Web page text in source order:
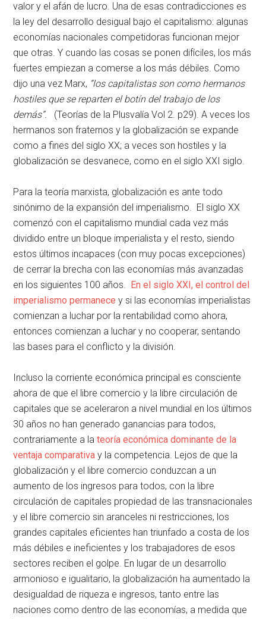
valor y el afán de lucro. Una de esas contradicciones es
la ley del desarrollo desigual bajo el capitalismo: algunas
economías nacionales competidoras funcionan mejor
que otras. Y cuando las cosas se ponen difíciles, los más
fuertes empiezan a comerse a los más débiles. Como
dijo una vez Marx, “los capitalistas son como hermanos
hostiles que se reparten el botín del trabajo de los
demás”.
(Teorías de la Plusvalía Vol 2. p29). A veces los
hermanos son fraternos y la globalización se expande
como a fines del siglo XX; a veces son hostiles y la
globalización se desvanece, como en el siglo XXI siglo.
Para la teoría marxista, globalización es ante todo
sinónimo de la expansión del imperialismo. El siglo XX
comenzó con el capitalismo mundial cada vez más
dividido entre un bloque imperialista y el resto, siendo
estos últimos incapaces (con muy pocas excepciones)
de cerrar la brecha con las economías más avanzadas
en los siguientes 100 años.
En el siglo XXI, el control del
imperialismo permanece y si las economías imperialistas
comienzan a luchar por la rentabilidad como ahora,
entonces comienzan a luchar y no cooperar, sentando
las bases para el conflicto y la división.
Incluso la corriente económica principal es consciente
ahora de que el libre comercio y la libre circulación de
capitales que se aceleraron a nivel mundial en los últimos
30 años no han generado ganancias para todos,
contrariamente a lateoría económica dominante de la
ventaja comparativa y la competencia. Lejos de que la
globalización y el libre comercio conduzcan a un
aumento de los ingresos para todos, con la libre
circulación de capitales propiedad de las transnacionales
y el libre comercio sin aranceles ni restricciones, los
grandes capitales eficientes han triunfado a costa de los
más débiles e ineficientes y los trabajadores de esos
sectores reciben el golpe. En lugar de un desarrollo
armonioso e igualitario, la globalización ha aumentado la
desigualdad de riqueza e ingresos, tanto entre las
naciones como dentro de las economías, a medida que